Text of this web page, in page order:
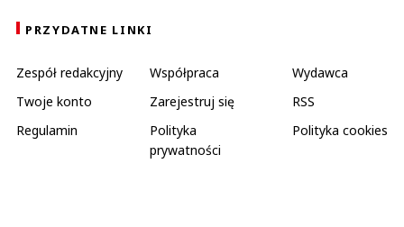
PRZYDATNE LINKI
Zespół redakcyjny Współpraca
Wydawca
Twoje konto
Zarejestruj się
RSS
Regulamin
Polityka
prywatności
Polityka cookies